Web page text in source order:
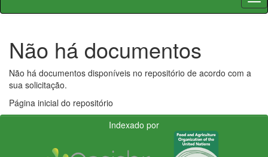
Não há documentos
Não há documentos disponíveis no repositório de acordo com a
sua solicitação.
Página inicial do repositório
Indexado por